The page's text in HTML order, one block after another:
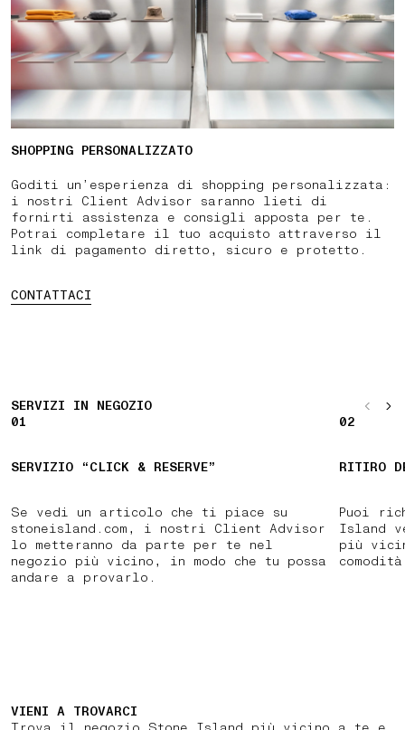
SHOPPING PERSONALIZZATO
Goditi un’esperienza di shopping personalizzata:
i nostri Client Advisor saranno lieti di
fornirti assistenza e consigli apposta per te.
Potrai completare il tuo acquisto attraverso il
link di pagamento diretto, sicuro e protetto.
CONTATTACI
SERVIZI IN NEGOZIO
01
SERVIZIO “CLICK & RESERVE”
Se vedi un articolo che ti piace su
stoneisland.com, i nostri Client Advisor
lo metteranno da parte per te nel
negozio più vicino, in modo che tu possa
andare a provarlo.
02
RITIRO
Puoi
Island
più
VIENI A TROVARCI